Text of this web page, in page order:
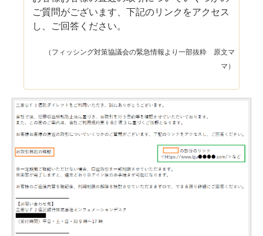
ご質問がございます、下記のリンクをアクセス
し、ご回答ください。
（フィッシング対策協議会の緊急情報より一部抜粋 原文マ
マ）